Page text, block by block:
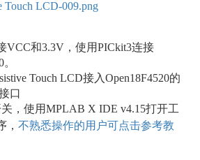
VCC和3.3V，使用PICkit3连接
Touch LCD接入Open18F4520的
口
，使用MPLAB X IDE v4.15打开工
，不熟悉操作的用户可点击参考教